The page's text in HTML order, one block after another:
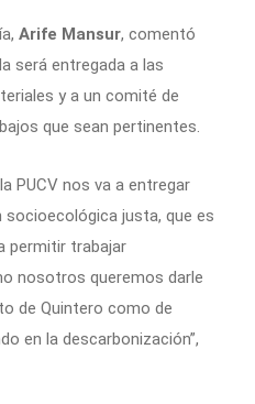
Arife Mansur, comentó
será entregada a las
y a un comité de
que sean pertinentes.
PUCV nos va a entregar
justa, que es
permitir trabajar
nosotros queremos darle
de Quintero como de
en la descarbonización”,